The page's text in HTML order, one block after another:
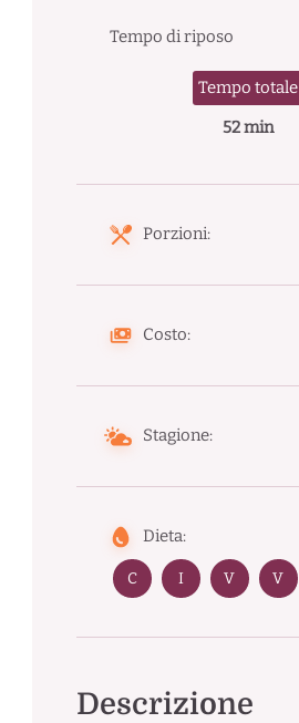
Tempo di riposo
Tempo totale
52 min
Porzioni:
Costo:
Stagione:
Dieta:
C I V V
Descrizione